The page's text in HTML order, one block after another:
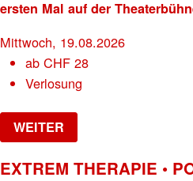
ersten Mal auf der
Mittwoch, 19.08.2026
abCHF 28
Verlosung
WEITER
EXTREM THERAPIE •